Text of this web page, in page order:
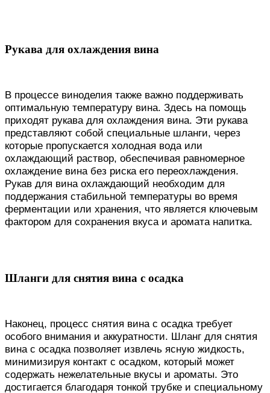
Рукава для охлаждения вина
В процессе виноделия также важно поддерживать
оптимальную температуру вина. Здесь на помощь
приходят рукава для охлаждения вина. Эти рукава
представляют собой специальные шланги, через
которые пропускается холодная вода или
охлаждающий раствор, обеспечивая равномерное
охлаждение вина без риска его переохлаждения.
Рукав для вина охлаждающий необходим для
поддержания стабильной температуры во время
ферментации или хранения, что является ключевым
фактором для сохранения вкуса и аромата напитка.
Шланги для снятия вина с осадка
Наконец, процесс снятия вина с осадка требует
особого внимания и аккуратности. Шланг для снятия
вина с осадка позволяет извлечь ясную жидкость,
минимизируя контакт с осадком, который может
содержать нежелательные вкусы и ароматы. Это
достигается благодаря тонкой трубке и специальному